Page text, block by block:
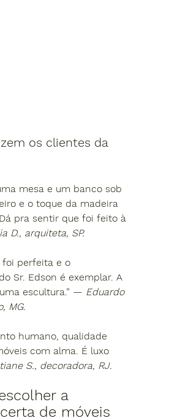
os clientes da
mesa e um banco sob
e o toque da madeira
pra sentir que foi feito à
D., arquiteta, SP.
Sr. Edson é exemplar. A
escultura.” — Eduardo
MG.
com alma. É luxo
S., decoradora, RJ.
a
de móveis